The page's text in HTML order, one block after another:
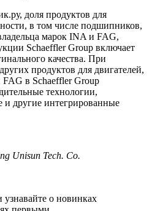
доля продуктов для
в том числе подшипников,
марок INA и FAG,
Schaeffler Group включает
качества. При
продуктов для двигателей,
FAG в Schaeffler Group
технологии,
и другие интегрированные
Unisun Tech. Co.
о новинках